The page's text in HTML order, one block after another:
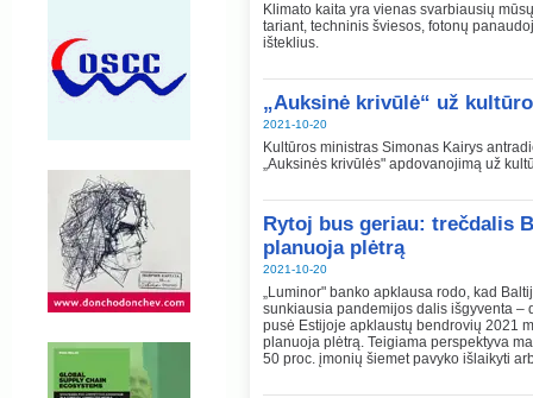
Klimato kaita yra vienas svarbiausių
tariant, techninis šviesos, fotonų
išteklius.
„Auksinė krivūlė“ už
2021-10-20
Kultūros ministras Simonas Kairys
„Auksinės krivūlės" apdovanojimą už
Rytoj bus geriau: trečdalis
planuoja plėtrą
2021-10-20
„Luminor" banko apklausa rodo, kad
sunkiausia pandemijos dalis išgyventa
pusė Estijoje apklaustų bendrovių 2021
planuoja plėtrą. Teigiama perspektyva
50 proc. įmonių šiemet pavyko išlaikyti